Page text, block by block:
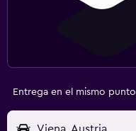
Entrega en el mismo punto